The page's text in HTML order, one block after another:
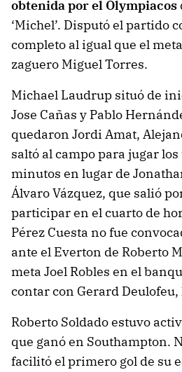
obtenida por el Olympiacos
‘Michel’. Disputó el partido
completo al igual que el
zaguero Miguel Torres.
Michael Laudrup situó de
Jose Cañas y Pablo
quedaron Jordi Amat,
saltó al campo para jugar
minutos en lugar de
Álvaro Vázquez, que salió
participar en el cuarto de
Pérez Cuesta no fue
ante el Everton de Roberto
meta Joel Robles en el
contar con Gerard Deulofeu,
Roberto Soldado estuvo
que ganó en Southampton.
facilitó el primero gol de su